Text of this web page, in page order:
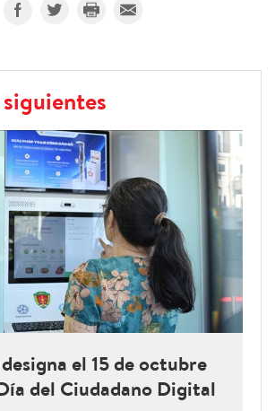
el 15 de octubre
del Ciudadano Digital